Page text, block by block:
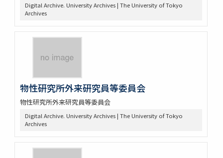
Digital Archive. University Archives | The University of Tokyo
Archives
物性研究所外来研究員等委員会
物性研究所外来研究員等委員会
Digital Archive. University Archives | The University of Tokyo
Archives